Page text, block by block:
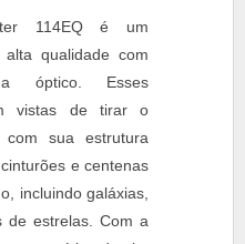
114EQ é um
alta qualidade com
óptico. Esses
vistas de tirar o
sua estrutura
e centenas
incluindo galáxias,
de estrelas. Com a